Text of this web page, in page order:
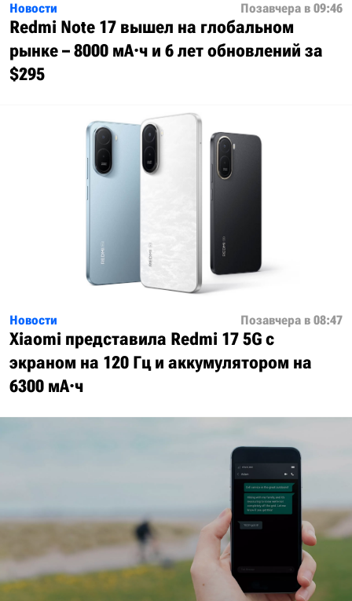
Новости Позавчера в 09:46
Redmi Note 17 вышел на глобальном
рынке – 8000 мА·ч и 6 лет обновлений за
$295
Новости Позавчера в 08:47
Xiaomi представила Redmi 17 5G с
экраном на 120 Гц и аккумулятором на
6300 мА·ч